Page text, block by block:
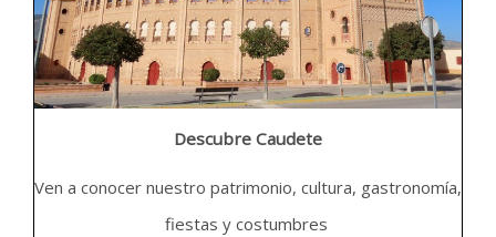
Descubre Caudete
Ven a conocer nuestro patrimonio, cultura, gastronomía,
fiestas y costumbres